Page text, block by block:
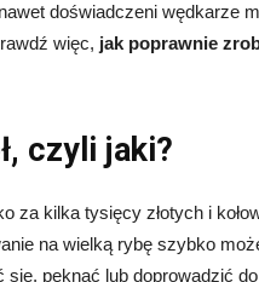
doświadczeni wędkarze
więc, jak poprawnie
czyli jaki?
za kilka tysięcy złotych i
na wielką rybę szybko
się, pęknąć lub doprowadzić